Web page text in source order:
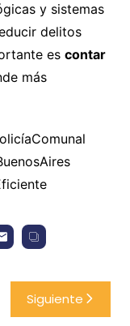
y sistemas
delitos
es contar
más
Siguiente